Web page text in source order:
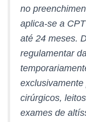
no
aplica-se a
até 24 meses.
regulamentar
cirúrgicos,
exames de